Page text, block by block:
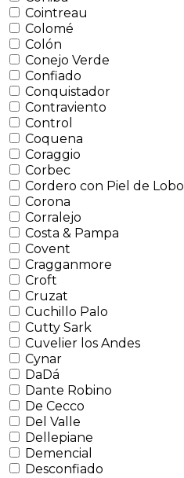
Cointreau
Colomé
Colón
Conejo Verde
Confiado
Conquistador
Contraviento
Control
Coquena
Coraggio
Corbec
Cordero con Piel de Lobo
Corona
Corralejo
Costa & Pampa
Covent
Cragganmore
Croft
Cruzat
Cuchillo Palo
Cutty Sark
Cuvelier los Andes
Cynar
DaDá
Dante Robino
De Cecco
Del Valle
Dellepiane
Demencial
Desconfiado